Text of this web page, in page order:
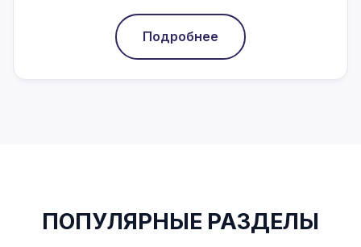
Подробнее
ПОПУЛЯРНЫЕ РАЗДЕЛЫ